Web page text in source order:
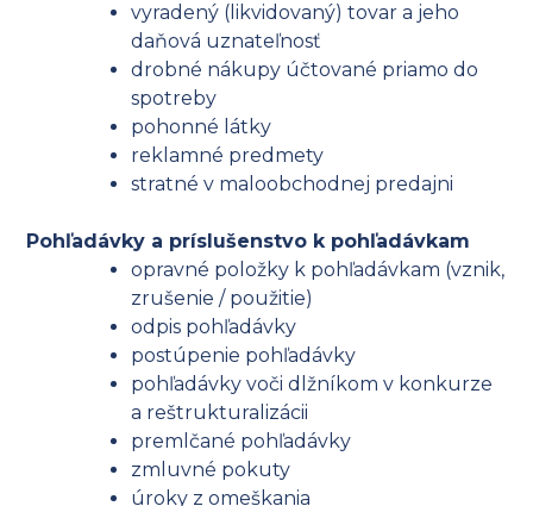
vyradený (likvidovaný) tovar a jeho
daňová uznateľnosť
drobné nákupy účtované priamo do
spotreby
pohonné látky
reklamné predmety
stratné v maloobchodnej predajni
Pohľadávky a príslušenstvo k pohľadávkam
opravné položky k pohľadávkam (vznik,
zrušenie / použitie)
odpis pohľadávky
postúpenie pohľadávky
pohľadávky voči dlžníkom v konkurze
a reštrukturalizácii
premlčané pohľadávky
zmluvné pokuty
úroky z omeškania